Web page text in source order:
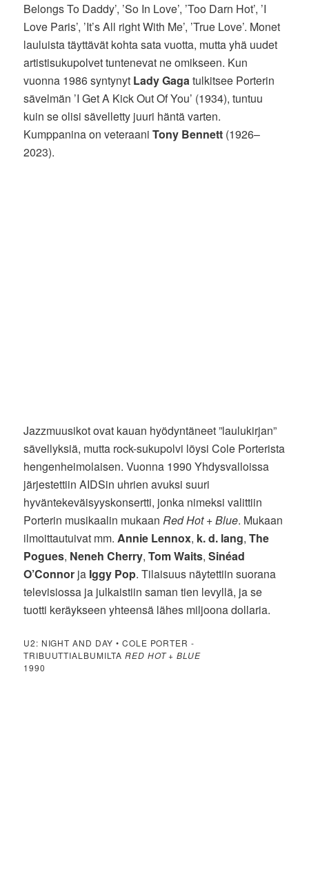
Belongs To Daddy’, ’So In Love’, ’Too Darn Hot’, ’I
Love Paris’, ’It’s All right With Me’, ’True Love’. Monet
lauluista täyttävät kohta sata vuotta, mutta yhä uudet
artistisukupolvet tuntenevat ne omikseen. Kun
vuonna 1986 syntynyt Lady Gagatulkitsee Porterin
sävelmän ’I Get A Kick Out Of You’ (1934), tuntuu
kuin se olisi sävelletty juuri häntä varten.
Kumppanina on veteraaniTony Bennett (1926–
2023).
Jazzmuusikot ovat kauan hyödyntäneet ”laulukirjan”
sävellyksiä, mutta rock-sukupolvi löysi Cole Porterista
hengenheimolaisen. Vuonna 1990 Yhdysvalloissa
järjestettiin AIDSin uhrien avuksi suuri
hyväntekeväisyyskonsertti, jonka nimeksi valittiin
Porterin musikaalin mukaanRed Hot + Blue. Mukaan
ilmoittautuivat mm.Annie Lennox, k. d. lang,The
Pogues, Neneh Cherry,Tom Waits,Sinéad
O’Connor ja Iggy Pop. Tilaisuus näytettiin suorana
televisiossa ja julkaistiin saman tien levyllä, ja se
tuotti keräykseen yhteensä lähes miljoona dollaria.
U2: NIGHT AND DAY • COLE PORTER -
TRIBUUTTIALBUMILTARED HOT + BLUE
1990